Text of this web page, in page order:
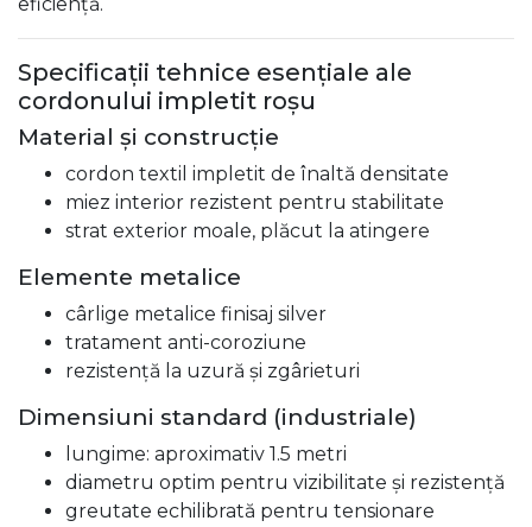
Specificații tehnice esențiale ale
cordonului impletit roșu
Material și construcție
cordon textil impletit de înaltă densitate
miez interior rezistent pentru stabilitate
strat exterior moale, plăcut la atingere
Elemente metalice
cârlige metalice finisaj silver
tratament anti-coroziune
rezistență la uzură și zgârieturi
Dimensiuni standard (industriale)
lungime: aproximativ 1.5 metri
diametru optim pentru vizibilitate și rezistență
greutate echilibrată pentru tensionare